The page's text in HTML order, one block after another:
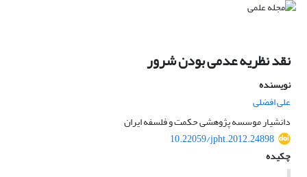
نقد نظریه عدمی بودن شرور
نویسنده
علی افضلی
دانشیار موسسه پژوهشی حکمت و فلسفه ایران
10.22059/jpht.2012.24898
چکیده